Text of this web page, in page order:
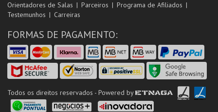
Orientadores de Salas
Parceiros
Programa de Afiliados
Testemunhos
Carreiras
FORMAS DE PAGAMENTO:
Todos os direitos reservados - Powered by ETNAGA